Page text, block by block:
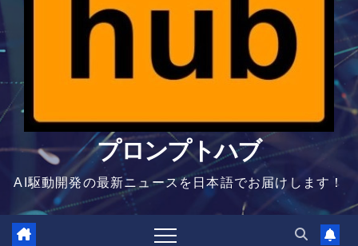
プロンプトハブ
AI駆動開発の最新ニュースを日本語でお届けします！